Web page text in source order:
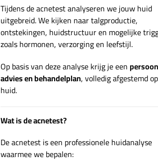
Tijdens de acnetest analyseren we jouw huid
uitgebreid. We kijken naar talgproductie,
ontstekingen, huidstructuur en mogelijke
zoals hormonen, verzorging en leefstijl.
Op basis van deze analyse krijg je een
advies en behandelplan, volledig afgestemd
huid.
Wat is de acnetest?
De acnetest is een professionele huidanalyse
waarmee we bepalen: